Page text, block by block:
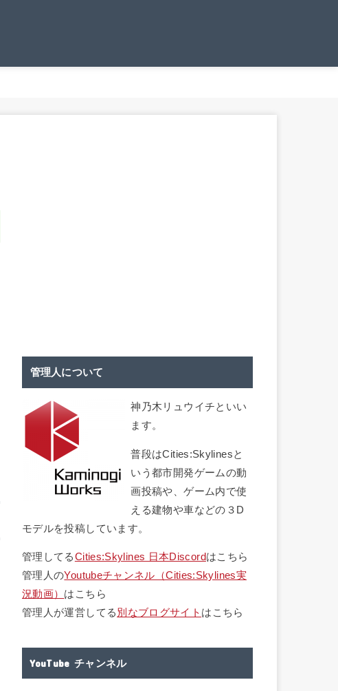
管理人について
神乃木リュウイチといい
ます。
普段はCities:Skylinesと
いう都市開発ゲームの動
画投稿や、ゲーム内で使
える建物や車などの３D
モデルを投稿しています。
管理してるCities:Skylines 日本Discordはこちら
管理人のYoutubeチャンネル（Cities:Skylines実
況動画） はこちら
管理人が運営してる別なブログサイト はこちら
YouTube チャンネル